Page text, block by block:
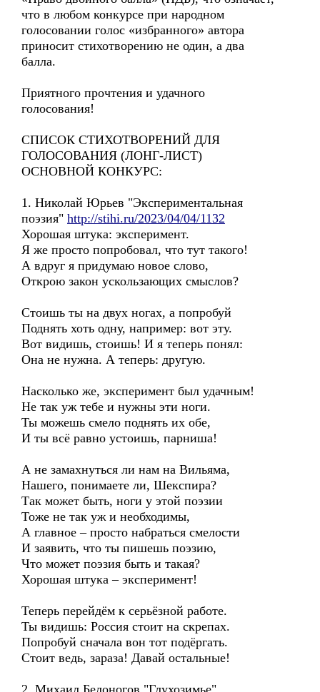
что в любом конкурсе при народном
голосовании голос «избранного» автора
приносит стихотворению не один, а два
балла.
Приятного прочтения и удачного
голосования!
СПИСОК СТИХОТВОРЕНИЙ ДЛЯ
ГОЛОСОВАНИЯ (ЛОНГ-ЛИСТ)
ОСНОВНОЙ КОНКУРС:
1. Николай Юрьев "Экспериментальная
поэзия" http://stihi.ru/2023/04/04/1132
Хорошая штука: эксперимент.
Я же просто попробовал, что тут такого!
А вдруг я придумаю новое слово,
Открою закон ускользающих смыслов?
Стоишь ты на двух ногах, а попробуй
Поднять хоть одну, например: вот эту.
Вот видишь, стоишь! И я теперь понял:
Она не нужна. А теперь: другую.
Насколько же, эксперимент был удачным!
Не так уж тебе и нужны эти ноги.
Ты можешь смело поднять их обе,
И ты всё равно устоишь, парниша!
А не замахнуться ли нам на Вильяма,
Нашего, понимаете ли, Шекспира?
Так может быть, ноги у этой поэзии
Тоже не так уж и необходимы,
А главное – просто набраться смелости
И заявить, что ты пишешь поэзию,
Что может поэзия быть и такая?
Хорошая штука – эксперимент!
Теперь перейдём к серьёзной работе.
Ты видишь: Россия стоит на скрепах.
Попробуй сначала вон тот подёргать.
Стоит ведь, зараза! Давай остальные!
2. Михаил Белоногов "Глухозимье"